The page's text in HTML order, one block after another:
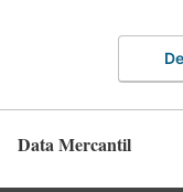
Data Mercantil